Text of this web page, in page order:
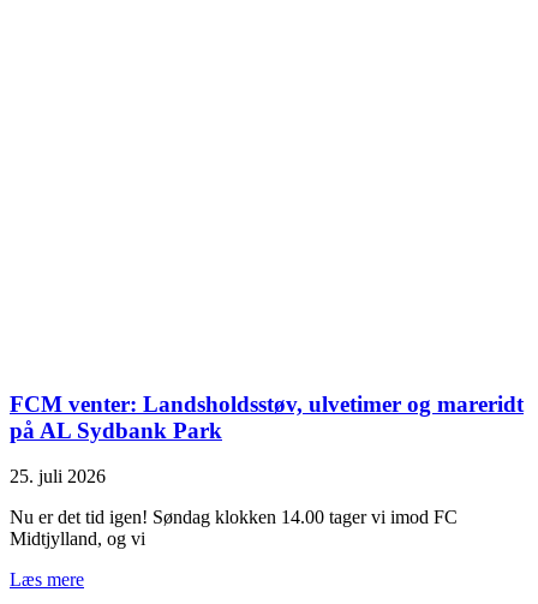
FCM venter: Landsholdsstøv, ulvetimer og mareridt
på AL Sydbank Park
25. juli 2026
Nu er det tid igen! Søndag klokken 14.00 tager vi imod FC
Midtjylland, og vi
Læs mere